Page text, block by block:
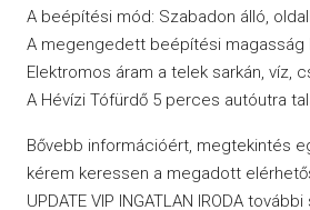
A beépítési mód: Szabadon álló,
A megengedett beépítési magasság
Elektromos áram a telek sarkán, víz,
A Hévízi Tófürdő 5 perces autóutra
Bővebb információért, megtekintés
kérem keressen a megadott
UPDATE VIP INGATLAN IRODA